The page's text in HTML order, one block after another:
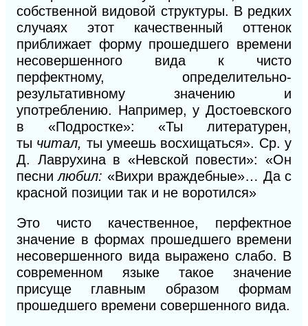
собственной видовой структуры. В редких
случаях этот качественный оттенок
приближает форму прошедшего времени
несовершенного вида к чисто
перфектному, определительно-
результативному значению и
употреблению. Например, у Достоевского
в «Подростке»: «Ты литературен,
ты читал, ты умеешь восхищаться». Ср. у
Д. Лаврухина в «Невской повести»: «Он
песнилюбил: «Вихри враждебные»… Да с
красной позиции так и не воротился»
Это чисто качественное, перфектное
значение в формах прошедшего времени
несовершенного вида выражено слабо. В
современном языке такое значение
присуще главным образом формам
прошедшего времени совершенного вида.